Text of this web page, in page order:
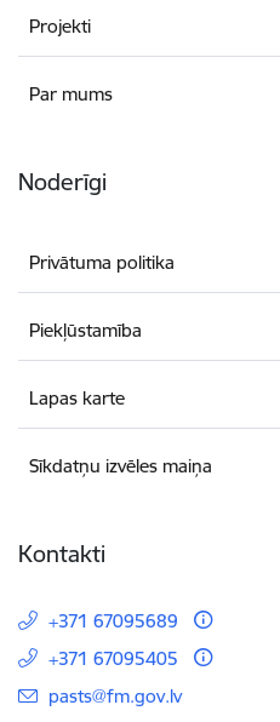
Projekti
Par mums
Noderīgi
Privātuma politika
Piekļūstamība
Lapas karte
Sīkdatņu izvēles maiņa
Kontakti
+371 67095689
+371 67095405
E-pasts:
pasts@fm.gov.lv